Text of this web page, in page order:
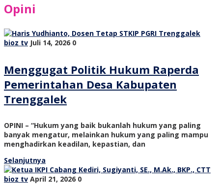
Opini
bioz tv Juli 14, 2026 0
Menggugat Politik Hukum Raperda
Pemerintahan Desa Kabupaten
Trenggalek
OPINI – “Hukum yang baik bukanlah hukum yang paling
banyak mengatur, melainkan hukum yang paling mampu
menghadirkan keadilan, kepastian, dan
Selanjutnya
bioz tv April 21, 2026 0